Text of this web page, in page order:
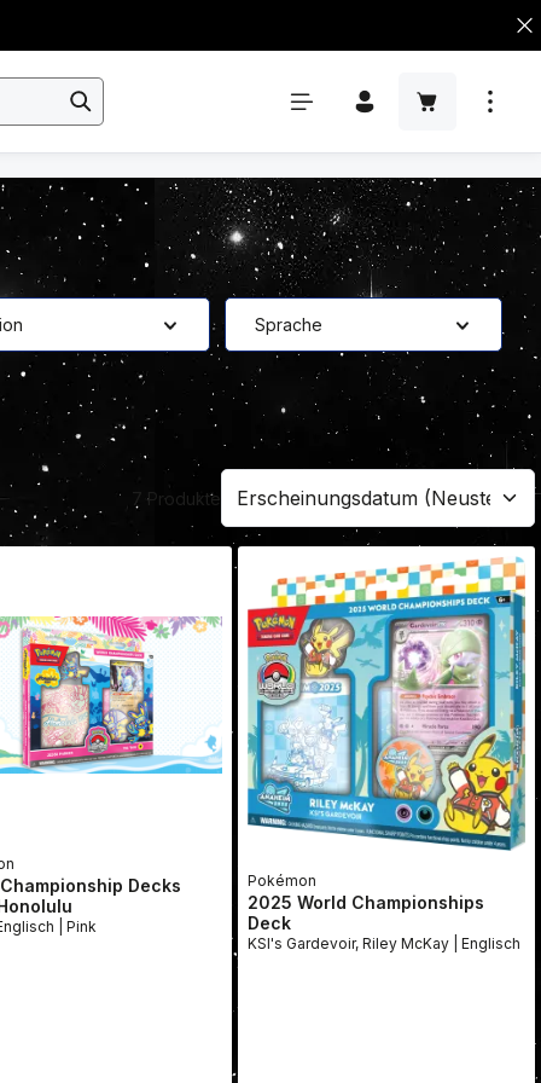
Sprache
7 Produkte
Decks
Deck | Englisch | Pink
Pokémon
2025 World Championships
Deck
KSI's Gardevoir, Riley McKay | Englisch